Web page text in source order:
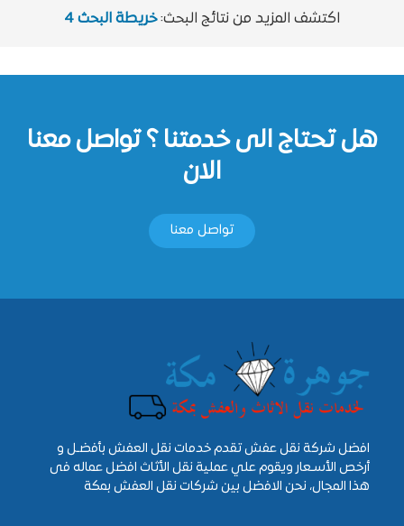
اكتشف المزيد من نتائج البحث:خريطة البحث 4
هل تحتاج الى خدمتنا ؟ تواصل معنا
الان
تواصل معنا
افضل شركة نقل عفش تقدم خدمات نقل العفش بأفضـل و
أرخص الأسـعار ويقوم علي عملية نقل الأثاث افضل عماله فى
هذا المجال، نحن الافضل بين شركات نقل العفش بمكة